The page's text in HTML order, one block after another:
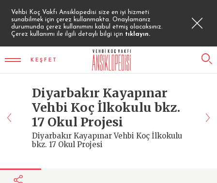
Vehbi Koç Vakfı Ansiklopedisi size en iyi hizmeti
sunabilmek için çerez kullanmakta. Onaylamanız
durumunda çerez kullanımını kabul etmiş olacaksınız.
Çerez kullanımı ile ilgili detaylı bilgi için tıklayın.
KEŞFET
Diyarbakır Kayapınar
Vehbi Koç İlkokulu bkz.
17 Okul Projesi
Diyarbakır Kayapınar Vehbi Koç İlkokulu
bkz. 17 Okul Projesi